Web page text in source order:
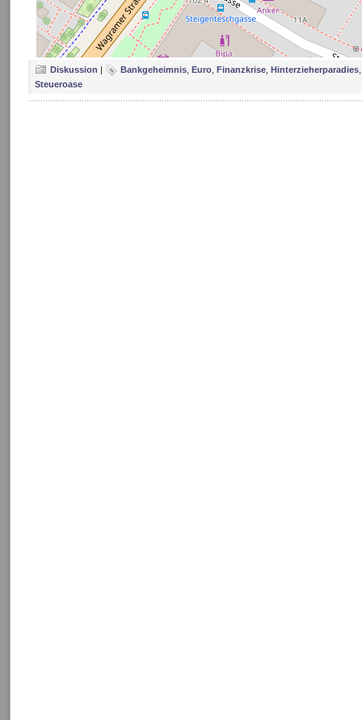
©
Diskussion | Bankgeheimnis Euro Finanzkrise Hinterzieherparadies
Steueroase